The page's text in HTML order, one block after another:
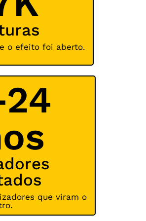
o efeito foi aberto.
que viram o